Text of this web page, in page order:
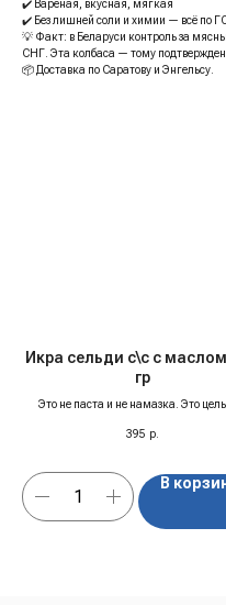
✔️ Варёная, вкусная, мягкая
✔️ Без лишней соли и химии — всё по
💡 Факт: в Беларуси контроль за
СНГ. Эта колбаса — тому
📦 Доставка по Саратову и Энгельсу.
Икра сельди с\с с
гр
Это не паста и не намазка. Это
солёности.
395 р.
В